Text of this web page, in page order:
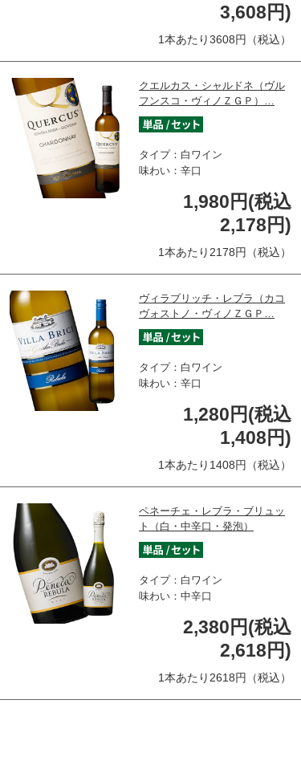
3,608円)
1本あたり3608円（税込）
クエルカス・シャルドネ（ヴル
フンスコ・ヴィノＺＧＰ）…
タイプ：白ワイン
味わい：辛口
1,980円(税込
2,178円)
1本あたり2178円（税込）
ヴィラブリッチ・レブラ（カコ
ヴォストノ・ヴィノＺＧＰ…
タイプ：白ワイン
味わい：辛口
1,280円(税込
1,408円)
1本あたり1408円（税込）
ペネーチェ・レブラ・ブリュッ
ト（白・中辛口・発泡）
タイプ：白ワイン
味わい：中辛口
2,380円(税込
2,618円)
1本あたり2618円（税込）